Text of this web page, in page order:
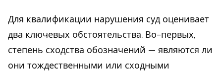
Для квалификации нарушения суд оценивает
два ключевых обстоятельства. Во-первых,
степень сходства обозначений — являются ли
они тождественными или сходными